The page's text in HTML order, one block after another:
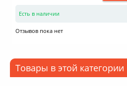
Есть в наличии
Отзывов пока нет
Товары в этой категории